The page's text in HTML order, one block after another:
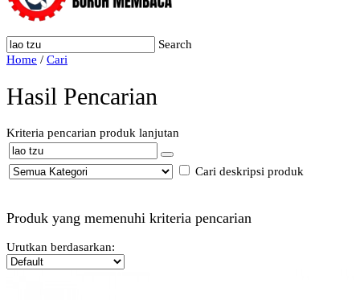
Search
Home / Cari
Hasil Pencarian
Kriteria pencarian produk lanjutan
Cari deskripsi produk
Produk yang memenuhi kriteria pencarian
Urutkan berdasarkan: